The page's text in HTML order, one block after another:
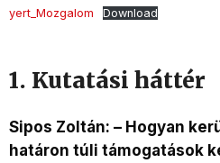
yert_Mozgalom
Download
1. Kutatási háttér
Sipos Zoltán: – Hogyan
határon túli támogatások